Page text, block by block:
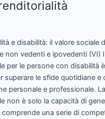
e disabilità: il valore sociale
non vedenti e ipovedenti (VI)
per le persone con disabilità
superare le sfide quotidiane e
personale e professionale.
non è solo la capacità di
una serie di